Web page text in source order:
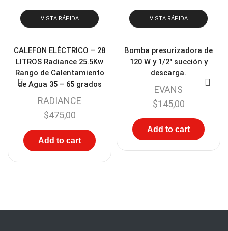
VISTA RÁPIDA
CALEFON ELÉCTRICO – 28
LITROS Radiance 25.5Kw
Rango de Calentamiento
de Agua 35 – 65 grados
RADIANCE
$475,00
Add to cart
VISTA RÁPIDA
Bomba presurizadora de
120 W y 1/2″ succión y
descarga.
EVANS
$145,00
Add to cart